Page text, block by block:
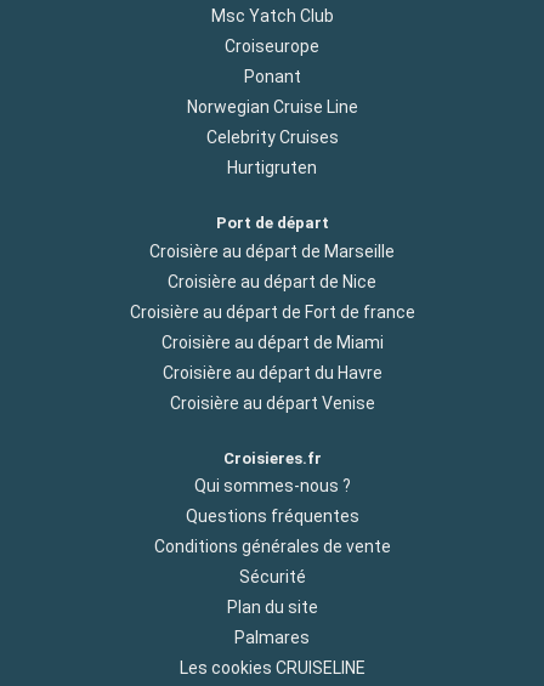
Msc Yatch Club
Croiseurope
Ponant
Norwegian Cruise Line
Celebrity Cruises
Hurtigruten
Port de départ
Croisière au départ de Marseille
Croisière au départ de Nice
Croisière au départ de Fort de france
Croisière au départ de Miami
Croisière au départ du Havre
Croisière au départ Venise
Croisieres.fr
Qui sommes-nous ?
Questions fréquentes
Conditions générales de vente
Sécurité
Plan du site
Palmares
Les cookies CRUISELINE